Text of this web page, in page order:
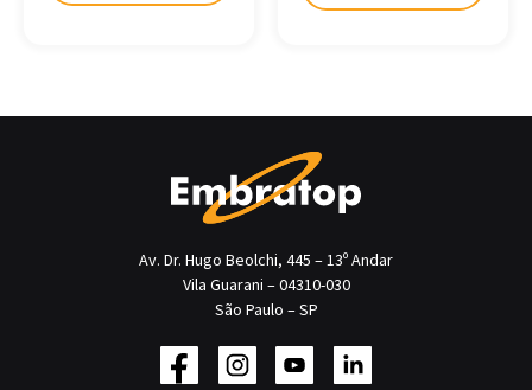
Av. Dr. Hugo Beolchi, 445 – 13º Andar
Vila Guarani – 04310-030
São Paulo – SP